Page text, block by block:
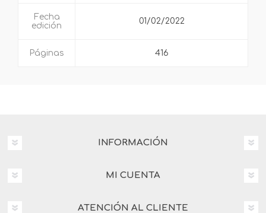
Fecha
edición
01/02/2022
Páginas 416
INFORMACIÓN
MI CUENTA
ATENCIÓN AL CLIENTE